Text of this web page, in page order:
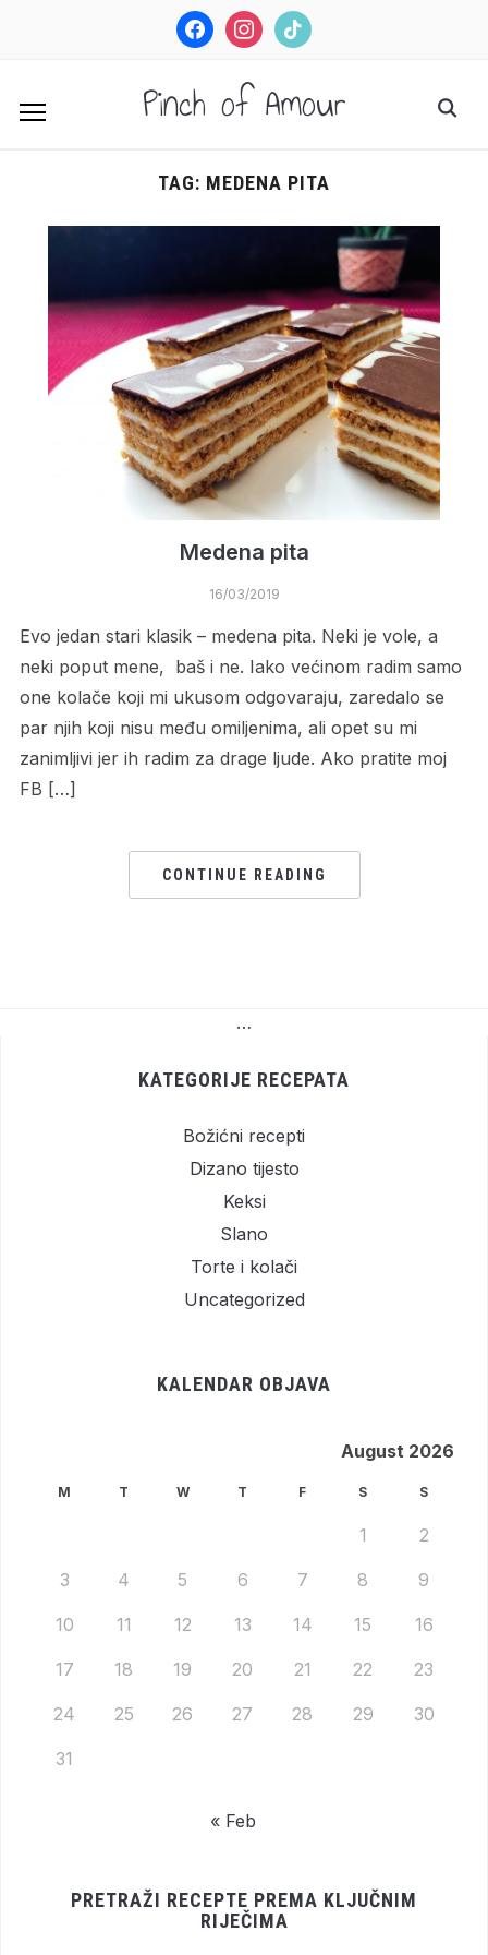
facebookinstagramtiktok
Pinch of Amour
TAG: MEDENA PITA
Medena pita
16/03/2019
Evo jedan stari klasik – medena pita. Neki je vole, a
neki poput mene, baš i ne. Iako većinom radim samo
one kolače koji mi ukusom odgovaraju, zaredalo se
par njih koji nisu među omiljenima, ali opet su mi
zanimljivi jer ih radim za drage ljude. Ako pratite moj
FB […]
CONTINUE READING
…
KATEGORIJE RECEPATA
Božićni recepti
Dizano tijesto
Keksi
Slano
Torte i kolači
Uncategorized
KALENDAR OBJAVA
August 2026
M T W T F S S
1 2
3 4 5 6 7 8 9
10 11 12 13 14 15 16
17 18 19 20 21 22 23
24 25 26 27 28 29 30
31
« Feb
PRETRAŽI RECEPTE PREMA KLJUČNIM
RIJEČIMA